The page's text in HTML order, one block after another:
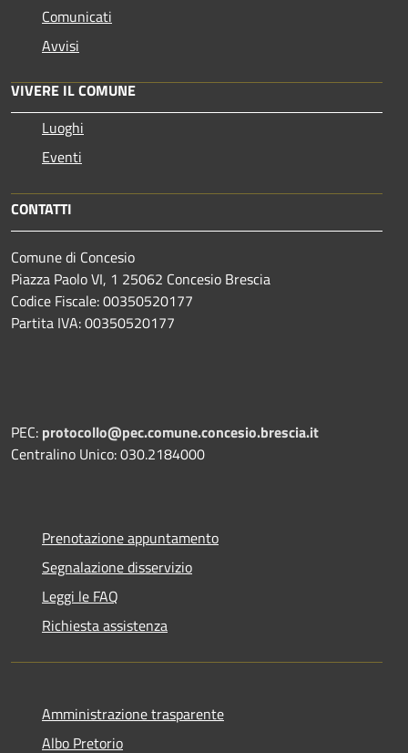
Comunicati
Avvisi
VIVERE IL COMUNE
Luoghi
Eventi
CONTATTI
Comune di Concesio
Piazza Paolo VI, 1 25062 Concesio Brescia
Codice Fiscale: 00350520177
Partita IVA: 00350520177
PEC: protocollo@pec.comune.concesio.brescia.it
Centralino Unico: 030.2184000
Prenotazione appuntamento
Segnalazione disservizio
Leggi le FAQ
Richiesta assistenza
Amministrazione trasparente
Albo Pretorio